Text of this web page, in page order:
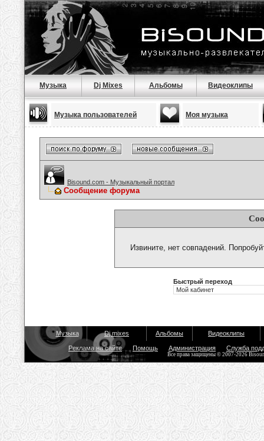
Музыка Dj Mixes Альбомы Видеоклипы
Музыка пользователей Моя музыка
Bisound.com - Музыкальный портал
Сообщение форума
Извините, нет совпадений.
Быстрый переход
Музыка Dj mixes Альбомы Видеоклипы
Реклама на сайте Помощь Администрация Служба
Все права защищены © 2007-2026